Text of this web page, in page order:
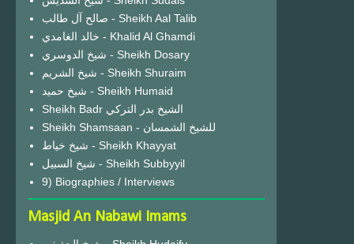
صالح آل طالب - Sheikh Aal Talib
خالد الغامدي - Khalid Al Ghamdi
شيخ الدوسري - Sheikh Dosary
شيخ الشريم - Sheikh Shuraim
شيخ حميد - Sheikh Humaid
Sheikh Badr الشيخ بدر التركي
Sheikh Shamsaan - للشيخ الشمسان
شيخ خياط - Sheikh Khayyat
شيخ السبيل - Sheikh Subbyyil
9) Biographies / Interviews
Masjid An Nabawi Imams